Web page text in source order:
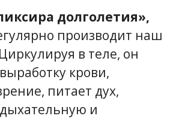
долголетия»,
производит наш
в теле, он
крови,
питает дух,
и